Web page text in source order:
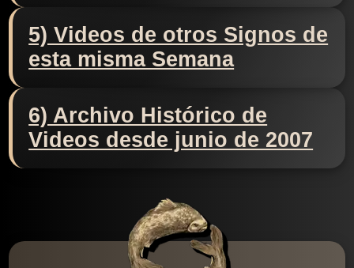
5) Videos de otros Signos de
esta misma Semana
6) Archivo Histórico de
Videos desde junio de 2007